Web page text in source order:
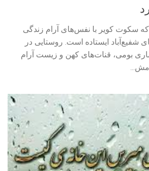
که سکوت کویر با نفس‌های آرام زندگی
شفیع‌آباد ایستاده است. روستایی در
بومی، قنات‌های کهن و زیست آرام